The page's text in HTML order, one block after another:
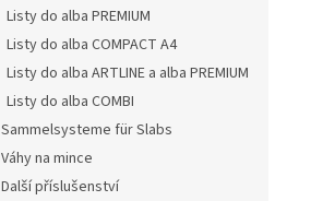
Listy do alba PREMIUM
Listy do alba COMPACT A4
Listy do alba ARTLINE a alba PREMIUM
Listy do alba COMBI
Sammelsysteme für Slabs
Váhy na mince
Další příslušenství